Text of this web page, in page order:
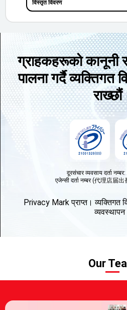
विस्तृत विवरण
ग्राहकहरूको कानूनी
पालना गर्दै व्यक्तिगत
दूरसंचार व्यवसाय दर्ता
एजेन्सी दर्ता नम्बर (代理店届
Privacy Mark प्राप्त। व्यक्तिगत
Our